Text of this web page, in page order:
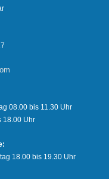
08.00 bis 11.30 Uhr
18.00 Uhr
18.00 bis 19.30 Uhr